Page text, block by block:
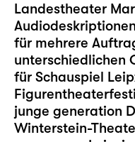
Landestheater
für mehrere
unterschiedlichen
für Schauspiel
junge generation
Winterstein-